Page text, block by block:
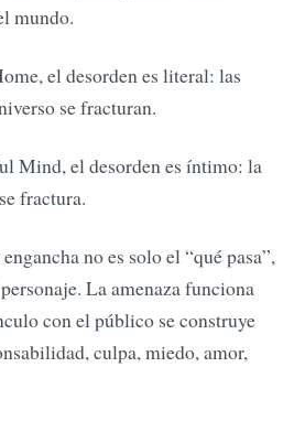
mundo.
el desorden es literal: las
se fracturan.
Mind, el desorden es íntimo: la
fractura.
no es solo el “qué pasa”,
La amenaza funciona
con el público se construye
culpa, miedo, amor,